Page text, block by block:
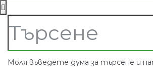
Моля въведете дума за търсене и